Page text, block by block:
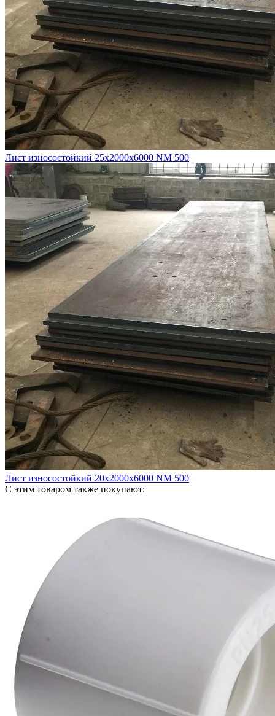
Лист износостойкий 25х2000х6000 NM 500
Лист износостойкий 20х2000х6000 NM 500
С этим товаром также покупают: